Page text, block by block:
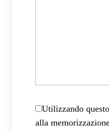
Utilizzando
alla